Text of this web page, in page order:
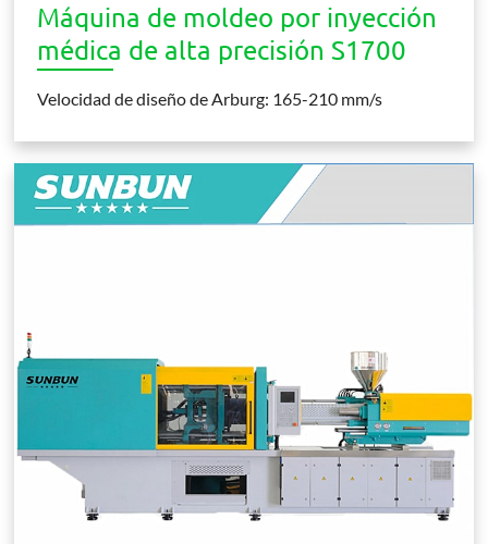
Máquina de moldeo por inyección
médica de alta precisión S1700
Velocidad de diseño de Arburg: 165-210 mm/s